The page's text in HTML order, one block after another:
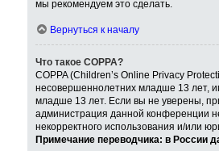
мы рекомендуем это сделать.
Вернуться к началу
Что такое COPPA?
COPPA (Children’s Online Privacy
несовершеннолетних младше 13 лет,
младше 13 лет. Если вы не уверены,
администрация данной конференции
некорректного использования и/или
Примечание переводчика: в России